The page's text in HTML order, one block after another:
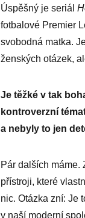
Úspěšný je seriál
fotbalové Premier
svobodná matka.
ženských otázek,
Je těžké v tak
kontroverzní
a nebyly to jen
Pár dalších máme.
přístroji, které
nic. Otázka zní: Je
v naší moderní